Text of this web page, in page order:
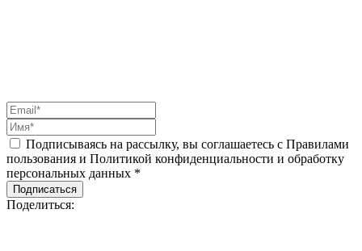
Подписываясь на рассылку, вы соглашаетесь с Правилами
пользования и Политикой конфиденциальности и обработку
персональных данных *
Подписаться
Поделиться: